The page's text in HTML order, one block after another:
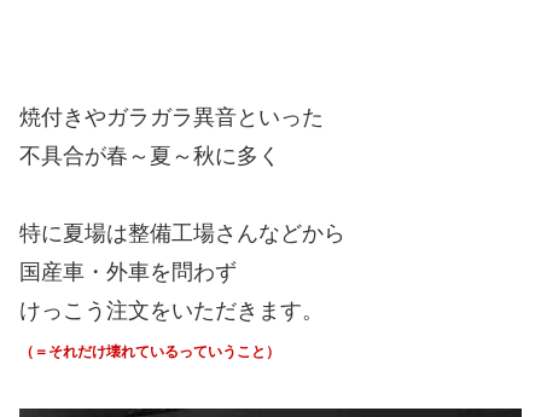
焼付きやガラガラ異音といった
不具合が春～夏～秋に多く
特に夏場は整備工場さんなどから
国産車・外車を問わず
けっこう注文をいただきます。
（＝それだけ壊れているっていうこと）